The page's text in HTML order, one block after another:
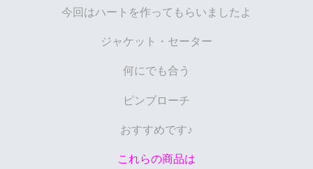
今回はハートを作ってもらいましたよ
ジャケット・セーター
何にでも合う
ピンブローチ
おすすめです♪
これらの商品は